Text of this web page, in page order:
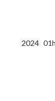
2024